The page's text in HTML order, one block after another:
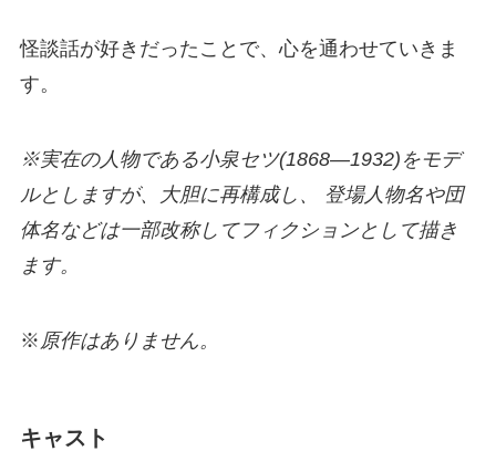
怪談話が好きだったことで、心を通わせていきま
す。
※実在の人物である小泉セツ(1868―1932)をモデ
ルとしますが、大胆に再構成し、 登場人物名や団
体名などは一部改称してフィクションとして描き
ます。
※ 原作はありません。
キャスト